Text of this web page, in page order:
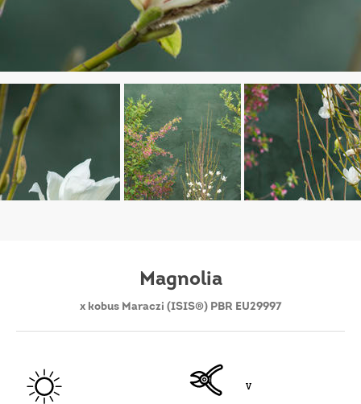
Magnolia
x kobus Maraczi (ISIS®) PBR EU29997
V